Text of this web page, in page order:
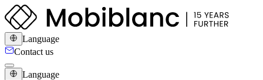
Language
Contact us
Language